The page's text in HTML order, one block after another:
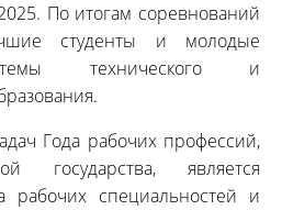
По итогам соревнований
студенты и молодые
технического и
Года рабочих профессий,
государства, является
рабочих специальностей и